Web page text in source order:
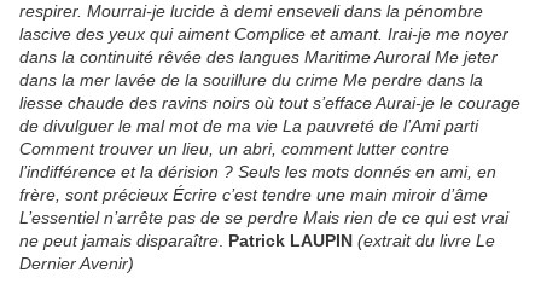
respirer. Mourrai-je lucide à demi enseveli dans la pénombre
lascive des yeux qui aiment Complice et amant. Irai-je me noyer
dans la continuité rêvée des langues Maritime Auroral Me jeter
dans la mer lavée de la souillure du crime Me perdre dans la
liesse chaude des ravins noirs où tout s’efface Aurai-je le courage
de divulguer le mal mot de ma vie La pauvreté de l’Ami parti
Comment trouver un lieu, un abri, comment lutter contre
l’indifférence et la dérision ? Seuls les mots donnés en ami, en
frère, sont précieux Écrire c’est tendre une main miroir d’âme
L’essentiel n’arrête pas de se perdre Mais rien de ce qui est vrai
ne peut jamais disparaître Patrick LAUPIN (extrait du livre Le
Dernier Avenir)